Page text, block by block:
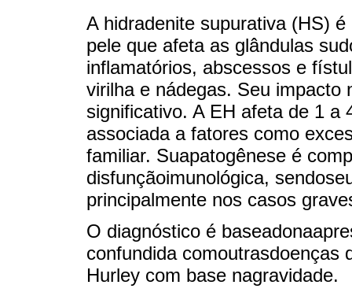
A hidradenite supurativa (HS)
pele que afeta as glândulas
inflamatórios, abscessos e
virilha e nádegas. Seu impacto
significativo. A EH afeta de 1 a
associada a fatores como
familiar. Suapatogênese é
disfunçãoimunológica,
principalmente nos casos
O diagnóstico é
confundida comoutrasdoenças
Hurley com base nagravidade.